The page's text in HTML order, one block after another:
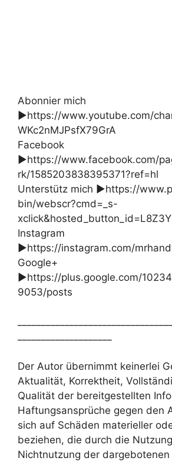
Abonnier mich
►https://www.youtube.com/
WKc2nMJPsfX79GrA
Facebook
►https://www.facebook.com/
rk/1585203838395371?ref=hl
Unterstütz mich ►https://
bin/webscr?cmd=_s-
Instagram
►https://instagram.com/
Google+
►https://plus.google.com/
9053/posts
Der Autor übernimmt keinerlei
Aktualität, Korrektheit,
Qualität der bereitgestellten
Haftungsansprüche gegen den
sich auf Schäden materieller
beziehen, die durch die
Nichtnutzung der